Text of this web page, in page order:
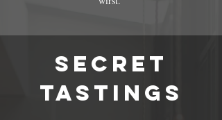
Secret
Tastings